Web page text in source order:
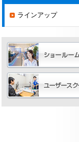
ラインアップ